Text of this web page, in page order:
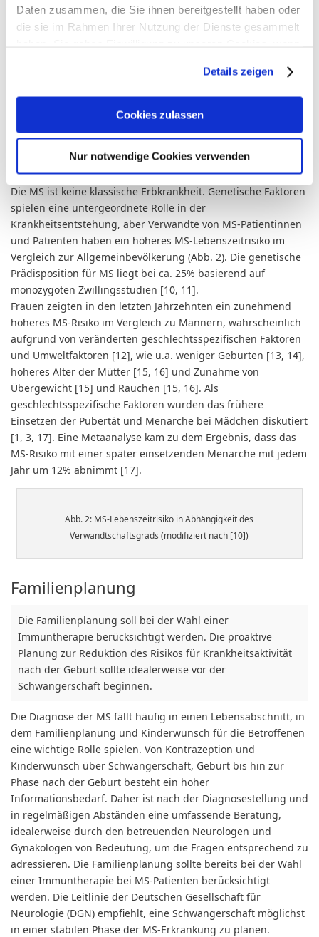
Daten zusammen, die Sie ihnen bereitgestellt haben oder
die sie im Rahmen Ihrer Nutzung der Dienste gesammelt
Erfahren Sie in unsererDatenschutzerklärungmehr
darüber, wer wir sind, wie Sie uns kontaktieren können
und wie wir personenbezogene Daten verarbeiten.
Sie können Ihre Einwilligung jederzeit von derCookie-
Details zeigen
Cookies zulassen
Nur notwendige Cookies verwenden
nach der Geburt verloren und das immunologische
Gleichgewicht verschiebt sich auf die proinflammatorische
einen Anstieg der Schübe bedingen, die während der
Verwandte von MS-Patienten haben ein höheres MS-
Lebenszeitrisiko im Vergleich zur Allgemeinbevölkerung.
Die MS ist keine klassische Erbkrankheit. Genetische Faktoren
spielen eine untergeordnete Rolle in der
Krankheitsentstehung, aber Verwandte von MS-Patientinnen
und Patienten haben ein höheres MS-Lebenszeitrisiko im
Vergleich zur Allgemeinbevölkerung (Abb. 2). Die genetische
Prädisposition für MS liegt bei ca. 25% basierend auf
monozygoten Zwillingsstudien [10, 11].
Frauen zeigten in den letzten Jahrzehnten ein zunehmend
höheres MS-Risiko im Vergleich zu Männern, wahrscheinlich
aufgrund von veränderten geschlechtsspezifischen Faktoren
und Umweltfaktoren [12], wie u.a. weniger Geburten [13, 14],
höheres Alter der Mütter [15, 16] und Zunahme von
Übergewicht [15] und Rauchen [15, 16]. Als
geschlechtsspezifische Faktoren wurden das frühere
Einsetzen der Pubertät und Menarche bei Mädchen diskutiert
[1, 3, 17]. Eine Metaanalyse kam zu dem Ergebnis, dass das
MS-Risiko mit einer später einsetzenden Menarche mit jedem
Jahr um 12% abnimmt [17].
Abb. 2: MS-Lebenszeitrisiko in Abhängigkeit des
Verwandtschaftsgrads (modifiziert nach [10])
Familienplanung
Die Familienplanung soll bei der Wahl einer
Immuntherapie berücksichtigt werden. Die proaktive
Planung zur Reduktion des Risikos für Krankheitsaktivität
nach der Geburt sollte idealerweise vor der
Schwangerschaft beginnen.
Die Diagnose der MS fällt häufig in einen Lebensabschnitt, in
dem Familienplanung und Kinderwunsch für die Betroffenen
eine wichtige Rolle spielen. Von Kontrazeption und
Kinderwunsch über Schwangerschaft, Geburt bis hin zur
Phase nach der Geburt besteht ein hoher
Informationsbedarf. Daher ist nach der Diagnosestellung und
in regelmäßigen Abständen eine umfassende Beratung,
idealerweise durch den betreuenden Neurologen und
Gynäkologen von Bedeutung, um die Fragen entsprechend zu
adressieren. Die Familienplanung sollte bereits bei der Wahl
einer Immuntherapie bei MS-Patienten berücksichtigt
werden. Die Leitlinie der Deutschen Gesellschaft für
Neurologie (DGN) empfiehlt, eine Schwangerschaft möglichst
in einer stabilen Phase der MS-Erkrankung zu planen.